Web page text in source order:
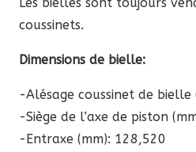
coussinets.
Dimensions de bielle:
-Alésage coussinet de bielle
-Siège de l’axe de piston
-Entraxe (mm): 128,520